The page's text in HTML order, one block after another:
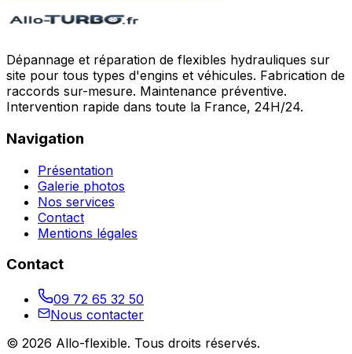
Dépannage et réparation de flexibles hydrauliques sur
site pour tous types d'engins et véhicules. Fabrication de
raccords sur-mesure. Maintenance préventive.
Intervention rapide dans toute la France, 24H/24.
Navigation
Présentation
Galerie photos
Nos services
Contact
Mentions légales
Contact
09 72 65 32 50
Nous contacter
© 2026 Allo-flexible. Tous droits réservés.